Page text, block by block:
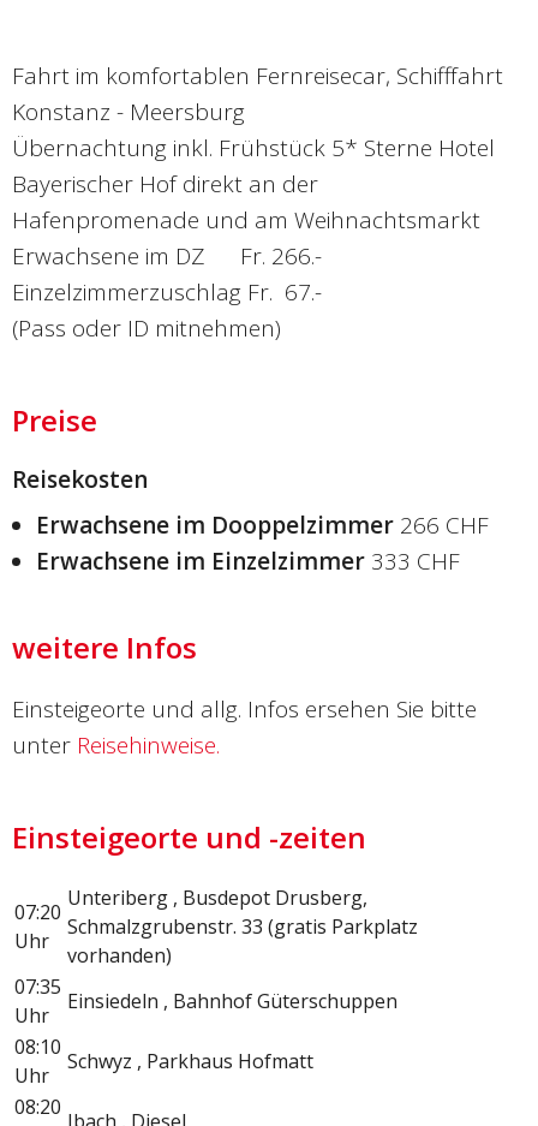
Fahrt im komfortablen Fernreisecar, Schifffahrt
Konstanz - Meersburg
Übernachtung inkl. Frühstück 5* Sterne Hotel
Bayerischer Hof direkt an der
Hafenpromenade und am Weihnachtsmarkt
Erwachsene im DZ Fr. 266.-
Einzelzimmerzuschlag Fr. 67.-
(Pass oder ID mitnehmen)
Preise
Reisekosten
Erwachsene im Dooppelzimmer 266 CHF
Erwachsene im Einzelzimmer 333 CHF
weitere Infos
Einsteigeorte und allg. Infos ersehen Sie bitte
unter Reisehinweise.
Einsteigeorte und -zeiten
07:20
Uhr
Unteriberg , Busdepot Drusberg,
Schmalzgrubenstr. 33 (gratis Parkplatz
vorhanden)
07:35
Uhr
Einsiedeln , Bahnhof Güterschuppen
08:10
Uhr
Schwyz , Parkhaus Hofmatt
08:20